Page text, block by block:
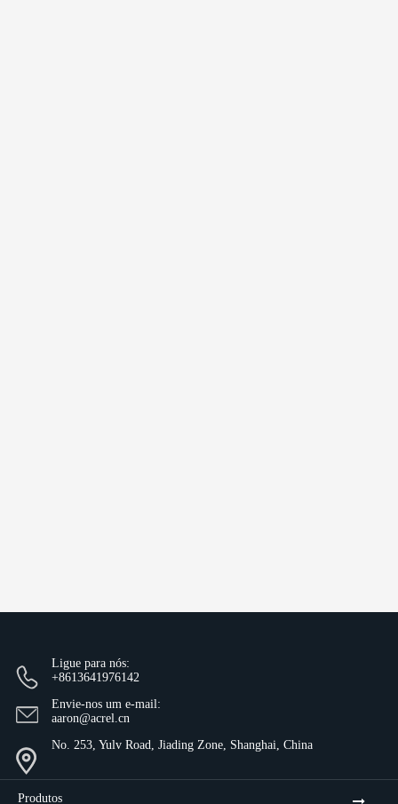
Ligue para nós:
+8613641976142
Envie-nos um e-mail:
aaron@acrel.cn
No. 253, Yulv Road, Jiading Zone, Shanghai, China
Produtos